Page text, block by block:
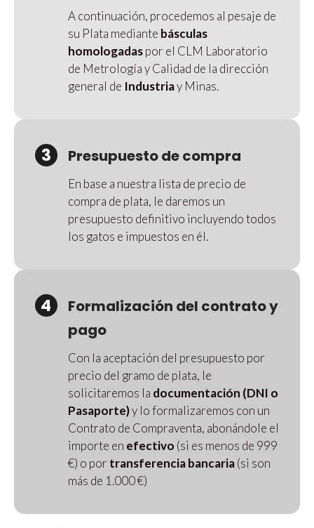
A continuación, procedemos al pesaje de
su Plata mediante básculas
homologadaspor el CLM Laboratorio
de Metrología y Calidad de la dirección
general de Industriay Minas.
3 Presupuesto de compra
En base a nuestra lista de precio de
compra de plata, le daremos un
presupuesto definitivo incluyendo todos
los gatos e impuestos en él.
4
Formalización del contrato y
pago
Con la aceptación del presupuesto por
precio del gramo de plata, le
solicitaremos la documentación (DNI o
Pasaporte)y lo formalizaremos con un
Contrato de Compraventa, abonándole el
importe en efectivo (si es menos de 999
€) o por transferencia bancaria(si son
más de 1.000 €)